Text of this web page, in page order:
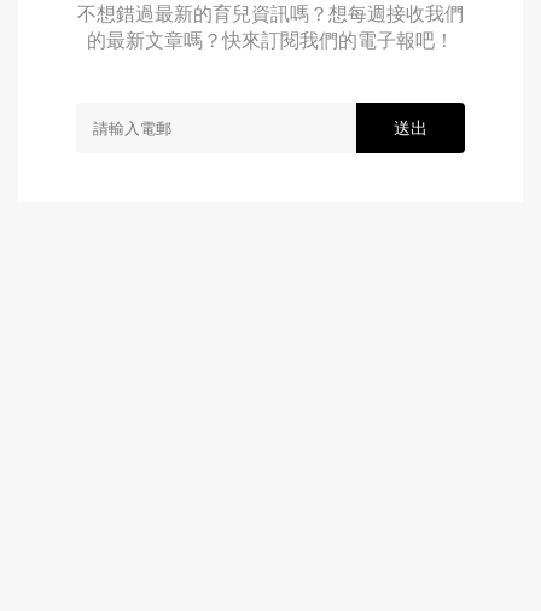
不想錯過最新的育兒資訊嗎？想每週接收我們
的最新文章嗎？快來訂閱我們的電子報吧！
送出